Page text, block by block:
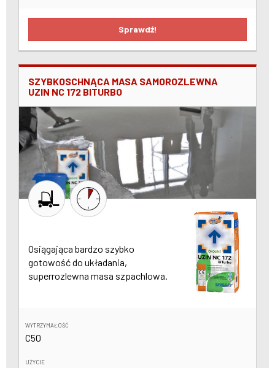
Sprawdź!
SZYBKOSCHNĄCA MASA SAMOROZLEWNA
UZIN NC 172 BITURBO
Osiągająca bardzo szybko
gotowość do układania,
superrozlewna masa szpachlowa.
WYTRZYMAŁOŚĆ
C50
UŻYCIE